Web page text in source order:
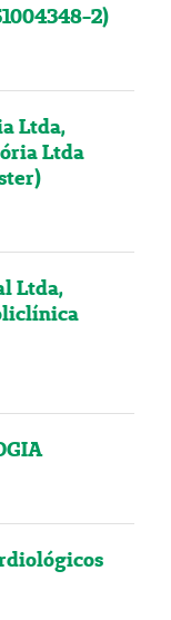
2)
Ltda,
Ltda
Ltda,